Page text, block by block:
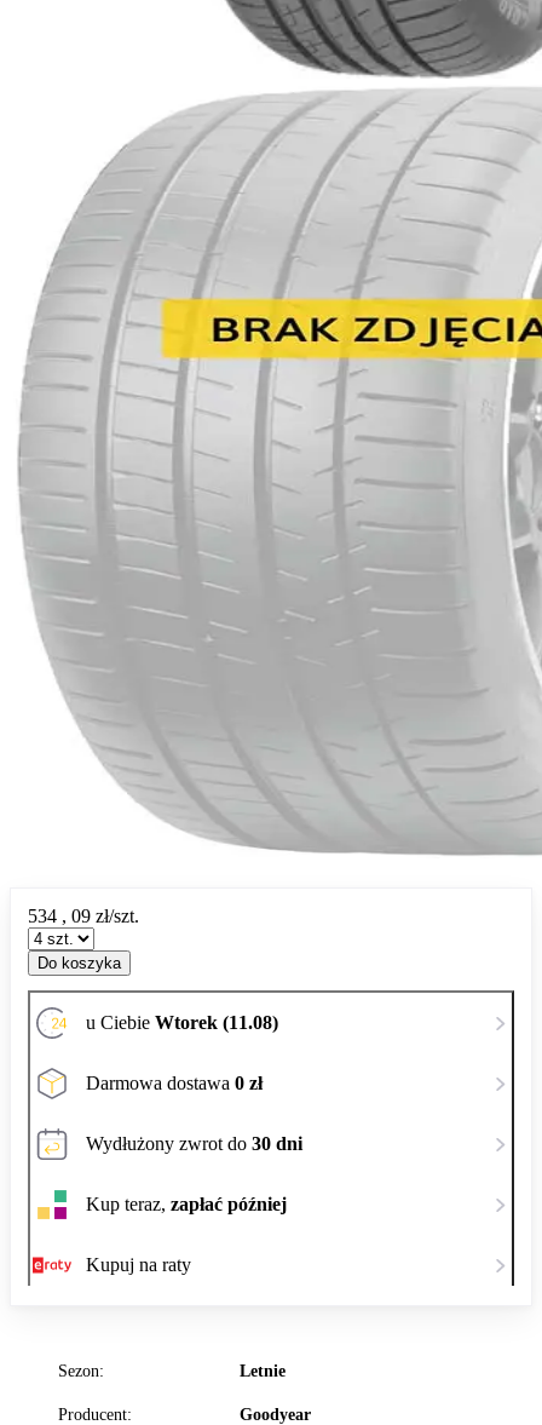
Sezon: Letnie
Producent: Goodyear
534 , 09 zł/szt.
Do koszyka
u Ciebie Wtorek (11.08)
Darmowa dostawa 0 zł
Wydłużony zwrot do 30 dni
Kup teraz, zapłać później
Kupuj na raty